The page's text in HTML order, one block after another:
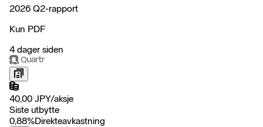
2026 Q2-rapport
Kun PDF
4 dager siden
40,00 JPY/aksje
Siste utbytte
0,88%Direkteavkastning